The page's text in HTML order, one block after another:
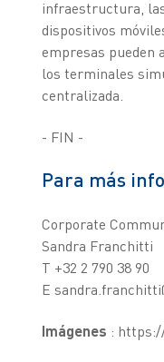
infraestructura,
dispositivos
empresas pueden
los terminales
centralizada.
- FIN -
Para más
Corporate
Sandra Franchitti
T +32 2 790 38 90
E
Imágenes :